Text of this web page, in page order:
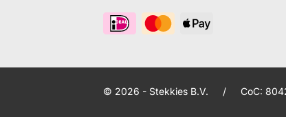
© 2026 - Stekkies B.V. / CoC: